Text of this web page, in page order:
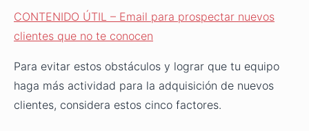
CONTENIDO ÚTIL – Email para prospectar nuevos
clientes que no te conocen
Para evitar estos obstáculos y lograr que tu equipo
haga más actividad para la adquisición de nuevos
clientes, considera estos cinco factores.